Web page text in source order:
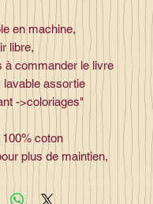
en machine,
libre,
à commander le livre
lavable assortie
->coloriages"
coton
plus de maintien,